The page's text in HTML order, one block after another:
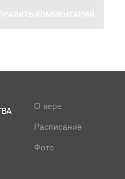
О вере
Расписание
Фото